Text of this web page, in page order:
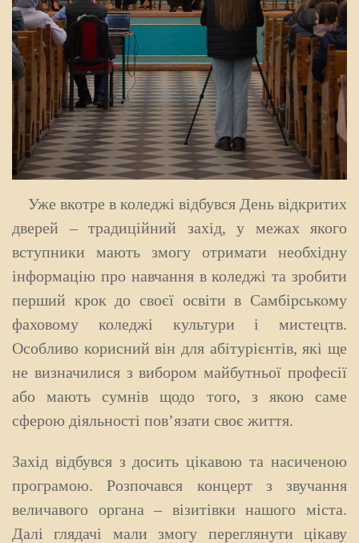
Уже вкотре в коледжі відбувся День відкритих
дверей – традиційний захід, у межах якого
вступники мають змогу отримати необхідну
інформацію про навчання в коледжі та зробити
перший крок до своєї освіти в Самбірському
фаховому коледжі культури і мистецтв.
Особливо корисний він для абітурієнтів, які ще
не визначилися з вибором майбутньої професії
або мають сумнів щодо того, з якою саме
сферою діяльності пов’язати своє життя.
Захід відбувся з досить цікавою та насиченою
програмою. Розпочався концерт з звучання
величавого органа – візитівки нашого міста.
Далі глядачі мали змогу переглянути цікаву